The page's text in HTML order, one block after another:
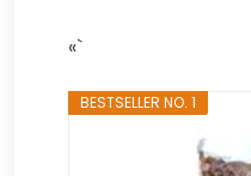
«`
BESTSELLER NO. 1